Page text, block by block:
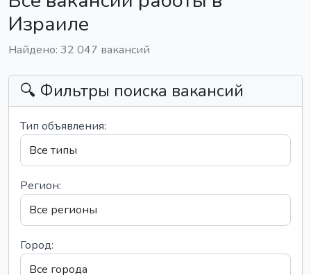
Израиле
Найдено: 32 047 вакансий
🔍 Фильтры поиска вакансий
Тип объявления:
Регион:
Город: